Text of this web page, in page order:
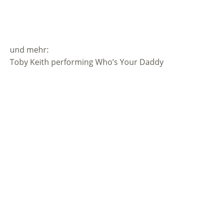
und mehr:
Toby Keith performing Who’s Your Daddy